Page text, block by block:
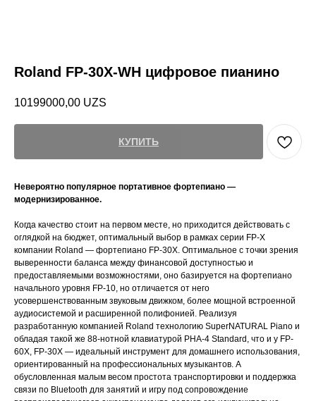
Roland FP-30X-WH цифровое пианино
10199000,00 UZS
КУПИТЬ
Невероятно популярное портативное фортепиано ―
модернизированное.
Когда качество стоит на первом месте, но приходится действовать с
оглядкой на бюджет, оптимальный выбор в рамках серии FP-X
компании Roland ― фортепиано FP-30X. Оптимальное с точки зрения
выверенности баланса между финансовой доступностью и
предоставляемыми возможностями, оно базируется на фортепиано
начального уровня FP-10, но отличается от него
усовершенствованным звуковым движком, более мощной встроенной
аудиосистемой и расширенной полифонией. Реализуя
разработанную компанией Roland технологию SuperNATURAL Piano и
обладая такой же 88-нотной клавиатурой PHA-4 Standard, что и у FP-
60X, FP-30X ― идеальный инструмент для домашнего использования,
ориентированный на профессиональных музыкантов. А
обусловленная малым весом простота транспортировки и поддержка
связи по Bluetooth для занятий и игру под сопровождение